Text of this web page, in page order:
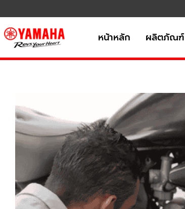
หน้าหลัก ผลิตภัณฑ์